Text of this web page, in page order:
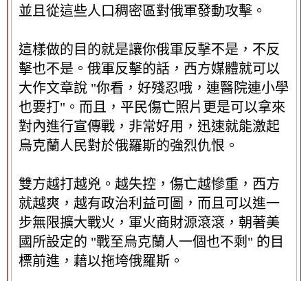
並且從這些人口稠密區對俄軍發動攻擊。
這樣做的目的就是讓你俄軍反擊不是，不反
擊也不是。俄軍反擊的話，西方媒體就可以
大作文章說 "你看，好殘忍哦，連醫院連小學
也要打"。而且，平民傷亡照片更是可以拿來
對內進行宣傳戰，非常好用，迅速就能激起
烏克蘭人民對於俄羅斯的強烈仇恨。
雙方越打越兇。越失控，傷亡越慘重，西方
就越爽，越有政治利益可圖，而且可以進一
步無限擴大戰火，軍火商財源滾滾，朝著美
國所設定的 "戰至烏克蘭人一個也不剩" 的目
標前進，藉以拖垮俄羅斯。